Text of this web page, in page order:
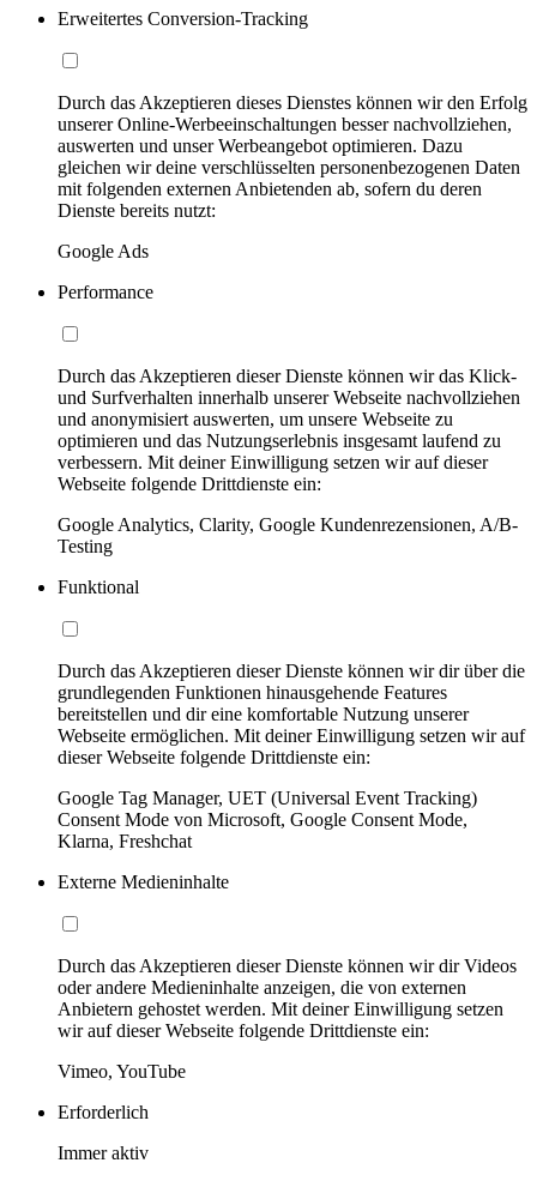
Erweitertes Conversion-Tracking
Durch das Akzeptieren dieses Dienstes können wir den Erfolg
unserer Online-Werbeeinschaltungen besser nachvollziehen,
auswerten und unser Werbeangebot optimieren. Dazu
gleichen wir deine verschlüsselten personenbezogenen Daten
mit folgenden externen Anbietenden ab, sofern du deren
Dienste bereits nutzt:
Google Ads
Performance
Durch das Akzeptieren dieser Dienste können wir das Klick-
und Surfverhalten innerhalb unserer Webseite nachvollziehen
und anonymisiert auswerten, um unsere Webseite zu
optimieren und das Nutzungserlebnis insgesamt laufend zu
verbessern. Mit deiner Einwilligung setzen wir auf dieser
Webseite folgende Drittdienste ein:
Google Analytics, Clarity, Google Kundenrezensionen, A/B-
Testing
Funktional
Durch das Akzeptieren dieser Dienste können wir dir über die
grundlegenden Funktionen hinausgehende Features
bereitstellen und dir eine komfortable Nutzung unserer
Webseite ermöglichen. Mit deiner Einwilligung setzen wir auf
dieser Webseite folgende Drittdienste ein:
Google Tag Manager, UET (Universal Event Tracking)
Consent Mode von Microsoft, Google Consent Mode,
Klarna, Freshchat
Externe Medieninhalte
Durch das Akzeptieren dieser Dienste können wir dir Videos
oder andere Medieninhalte anzeigen, die von externen
Anbietern gehostet werden. Mit deiner Einwilligung setzen
wir auf dieser Webseite folgende Drittdienste ein:
Vimeo, YouTube
Erforderlich
Immer aktiv